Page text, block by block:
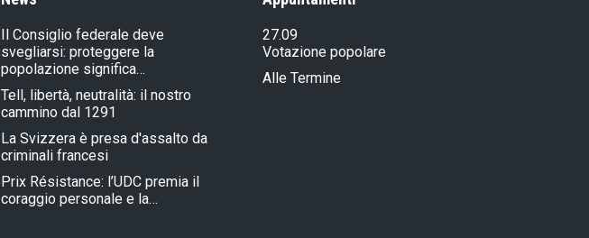
Il Consiglio federale deve
svegliarsi: proteggere la
popolazione significa…
Tell, libertà, neutralità: il nostro
cammino dal 1291
La Svizzera è presa d'assalto da
criminali francesi
Prix Résistance: l’UDC premia il
coraggio personale e la…
27.09
Votazione popolare
Alle Termine